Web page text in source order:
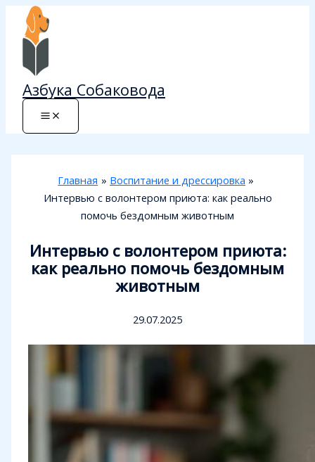
Перейти
содержимому
Азбука Собаковода
Главная
Воспитание и дрессировка
Интервью с волонтером приюта: как реально
помочь бездомным животным
Интервью с волонтером приюта:
как реально помочь бездомным
животным
29.07.2025